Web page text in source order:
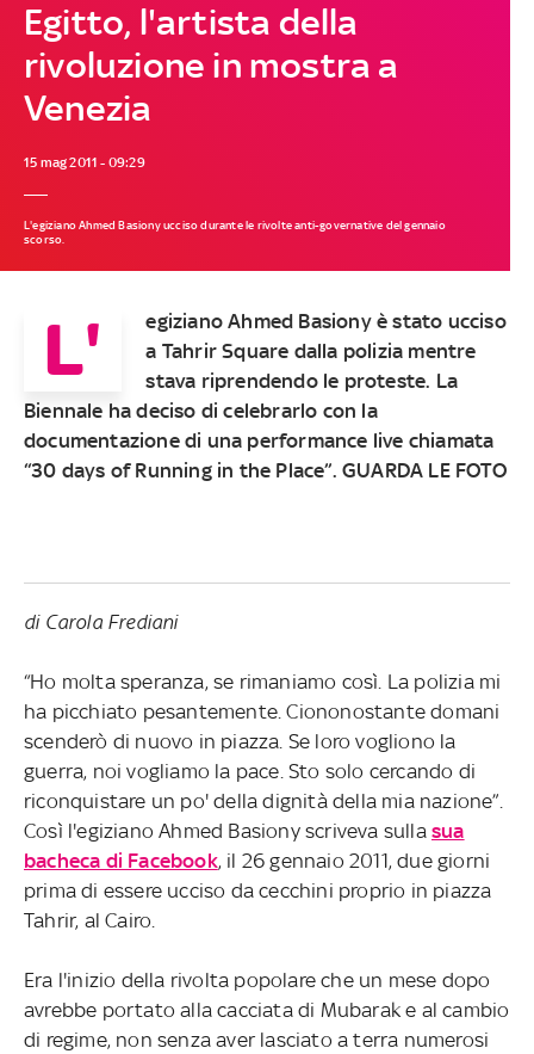
Egitto, l'artista della
rivoluzione in mostra a
Venezia
15 mag 2011 - 09:29
L'egiziano Ahmed Basiony ucciso durante le rivolte anti-governative del gennaio
scorso.
L'
egiziano Ahmed Basiony è stato ucciso
a Tahrir Square dalla polizia mentre
stava riprendendo le proteste. La
Biennale ha deciso di celebrarlo con la
documentazione di una performance live chiamata
“30 days of Running in the Place”. GUARDA LE FOTO
di Carola Frediani
“Ho molta speranza, se rimaniamo così. La polizia mi
ha picchiato pesantemente. Ciononostante domani
scenderò di nuovo in piazza. Se loro vogliono la
guerra, noi vogliamo la pace. Sto solo cercando di
riconquistare un po' della dignità della mia nazione”.
Così l'egiziano Ahmed Basiony scriveva sulla sua
bacheca di Facebook, il 26 gennaio 2011, due giorni
prima di essere ucciso da cecchini proprio in piazza
Tahrir, al Cairo.
Era l'inizio della rivolta popolare che un mese dopo
avrebbe portato alla cacciata di Mubarak e al cambio
di regime, non senza aver lasciato a terra numerosi